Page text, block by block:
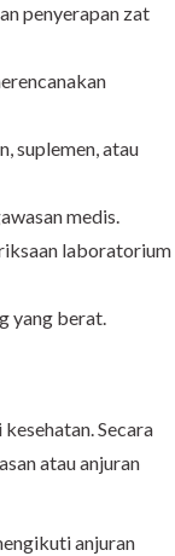
penyerapan zat
suplemen, atau
medis.
laboratorium
yang berat.
Secara
atau anjuran
anjuran